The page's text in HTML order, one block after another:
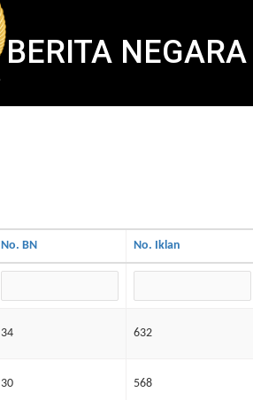
BERITA
No. BN No. Iklan
34 632
30 568